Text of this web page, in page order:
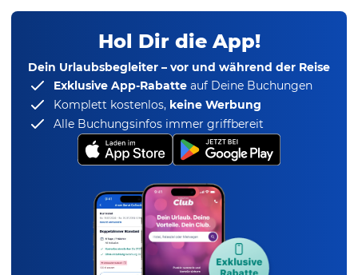
Hol Dir die App!
Dein Urlaubsbegleiter – vor und während der Reise
Exklusive App-Rabatte auf Deine Buchungen
Komplett kostenlos, keine Werbung
Alle Buchungsinfos immer griffbereit